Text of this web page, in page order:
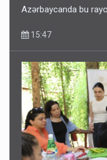
Azərbaycanda bu
15:47